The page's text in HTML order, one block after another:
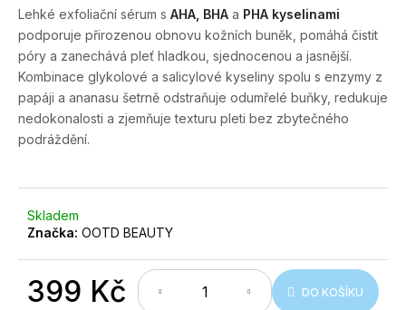
produktu
je
5,0
5
hvězdiček.
Lehké exfoliační sérum s AHA, BHA a PHA kyselinami
podporuje přirozenou obnovu kožních buněk, pomáhá čistit
póry a zanechává pleť hladkou, sjednocenou a jasnější.
Kombinace glykolové a salicylové kyseliny spolu s enzymy z
papáji a ananasu šetrně odstraňuje odumřelé buňky, redukuje
nedokonalosti a zjemňuje texturu pleti bez zbytečného
podráždění.
Skladem
Značka: OOTD BEAUTY
399 Kč DO KOŠÍKU
o
p
o
r
u
č
u
j
m
e